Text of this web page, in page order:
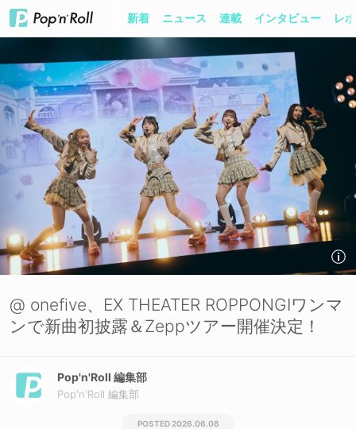
新着 ニュース 連載 インタビュー レ
@ onefive、EX THEATER ROPPONGIワンマ
ンで新曲初披露＆Zeppツアー開催決定！
Pop'n'Roll 編集部
Pop'n'Roll 編集部
2026.06.08